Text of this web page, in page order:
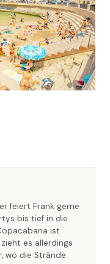
feiert Frank gerne
bis tief in die
ist
es allerdings
wo die Strände